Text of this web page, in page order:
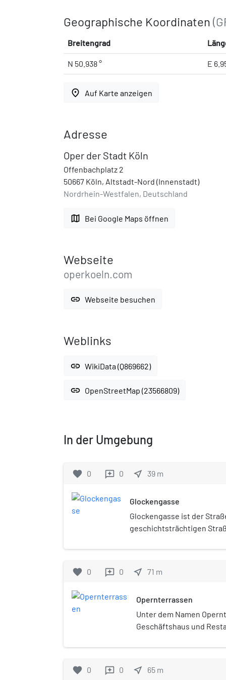
Geographische Koordinaten
Breitengrad
N 50.938 ° E
place Auf Karte anzeigen
Adresse
Oper der Stadt Köln
Offenbachplatz 2
50667 Köln, Altstadt-Nord (Innenstadt)
Nordrhein-Westfalen, Deutschland
map Bei Google Maps öffnen
Webseite
operkoeln.com
link Webseite besuchen
Weblinks
link WikiData (Q869662)
link OpenStreetMap (23566809)
In der Umgebung
favorite 0 reviews 0 near_me 39 m
Glockengasse
Glockengasse ist der
geschichtsträchtigen
favorite 0 reviews 0 near_me 71 m
Opernterrassen
Unter dem Namen
Geschäftshaus und
favorite 0 reviews 0 near_me 65 m